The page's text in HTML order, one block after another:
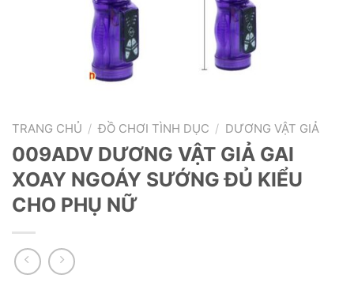
TRANG CHỦ / ĐỒ CHƠI TÌNH DỤC / DƯƠNG VẬT GIẢ
009ADV DƯƠNG VẬT GIẢ GAI
XOAY NGOÁY SƯỚNG ĐỦ KIỂU
CHO PHỤ NỮ